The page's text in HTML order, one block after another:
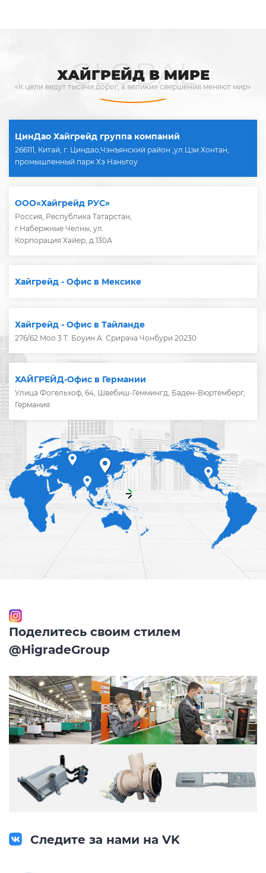
GLOBAL
ХАЙГРЕЙД В МИРЕ
«К цели ведут тысячи дорог, а великие свершения меняют мир»
ЦинДао Хайгрейд группа компаний
266111, Китай, г. Циндао,Чэнъянский район ,ул.Цзи Хонтан,
промышленный парк Хэ Наньтоу
ООО«Хайгрейд РУС»
Россия, Республика Татарстан,
г.Набержные Челны, ул.
Корпорация Хайер, д.130А
Хайгрейд - Офис в Мексике
Хайгрейд - Офис в Тайланде
276/62 Moo 3 Т. Боуин А. Срирача Чонбури 20230
ХАЙГРЕЙД-Офис в Германии
Улица Фогельхоф, 64, Швебиш-Геммингд, Баден-Вюртемберг,
Германия
Поделитесь своим стилем
@HigradeGroup
Следите за нами на VK